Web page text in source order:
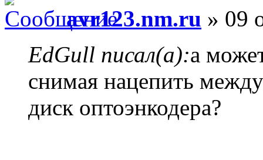
avr123.nm.ru » 09
EdGull писал(а):а
снимая нацепить
диск оптоэнкодера?